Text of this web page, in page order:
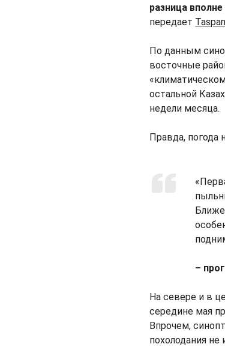
разница
передает
По данным
восточные
остальной
недели месяца.
Правда, погода
–
На севере и в
середине мая
Впрочем,
похолодания